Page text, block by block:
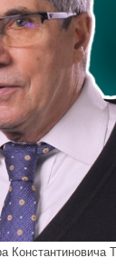
Константиновича